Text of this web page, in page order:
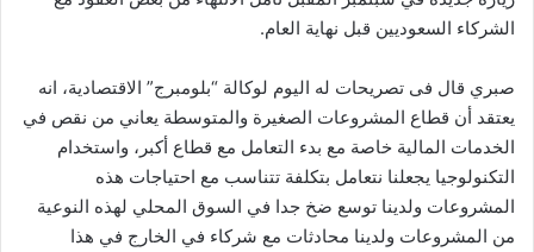
الشركاء السعوديين قبل نهاية العام.
صبري قال فى تصريحات له اليوم لوكالة “بلومبرج” الاقتصادية، انه
يعتقد أن قطاع المشروعات الصغيرة والمتوسطة يعاني من نقص في
الخدمات المالية خاصة مع بدء التعامل مع قطاع أكبر، واستخدام
التكنولوجيا يجعلنا نتعامل بتكلفة تتناسب مع احتياجات هذه
المشروعات ولدينا توسع ضخ جدا في السوق المحلي لهذه النوعية
من المشروعات ولدينا محادثات مع شركاء في الخارج في هذا